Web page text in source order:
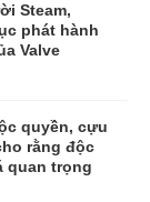
Steam,
phát hành
Valve
quyền, cựu
rằng độc
quan trọng